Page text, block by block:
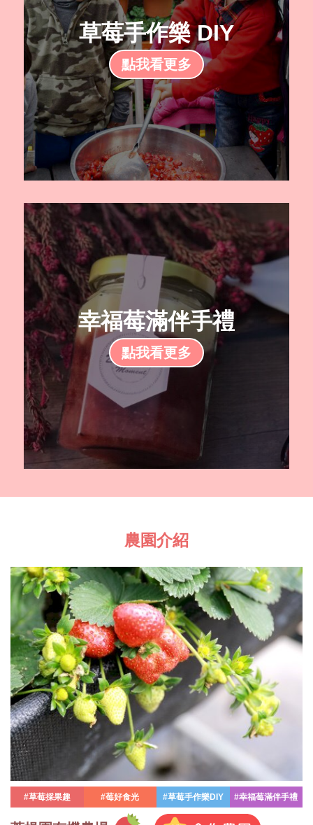
草莓手作樂 DIY
點我看更多
幸福莓滿伴手禮
點我看更多
農園介紹
#草莓採果趣 #莓好食光 #草莓手作樂DIY #幸福莓滿伴手禮